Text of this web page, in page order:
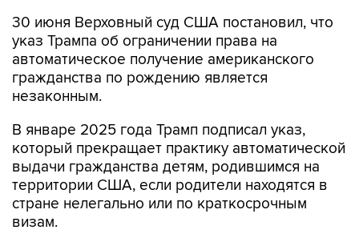
30 июня Верховный суд США постановил, что
указ Трампа об ограничении права на
автоматическое получение американского
гражданства по рождению является
незаконным.
В январе 2025 года Трамп подписал указ,
который прекращает практику автоматической
выдачи гражданства детям, родившимся на
территории США, если родители находятся в
стране нелегально или по краткосрочным
визам.